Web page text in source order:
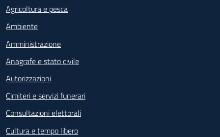
Agricoltura e pesca
Ambiente
Amministrazione
Anagrafe e stato civile
Autorizzazioni
Cimiteri e servizi funerari
Consultazioni elettorali
Cultura e tempo libero